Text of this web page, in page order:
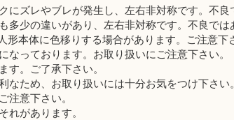
ズレやブレが発生し、左右非対称です。不良
少の違いがあり、左右非対称です。不良では
本体に色移りする場合があります。ご注意下
っております。お取り扱いにご注意下さい。
。ご了承下さい。
ため、お取り扱いには十分お気をつけ下さい。
注意下さい。
があります。